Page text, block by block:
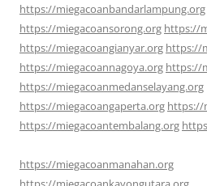
https://miegacoanbandarlampung.org
https://miegacoansorong.org https://
https://miegacoangianyar.org https://
https://miegacoannagoya.org https://
https://miegacoanmedanselayang.org
https://miegacoangaperta.org https://
https://miegacoantembalang.org
https://miegacoanmanahan.org